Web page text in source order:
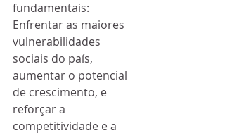
fundamentais:
Enfrentar as maiores
vulnerabilidades
sociais do país,
aumentar o potencial
de crescimento, e
reforçar a
competitividade e a